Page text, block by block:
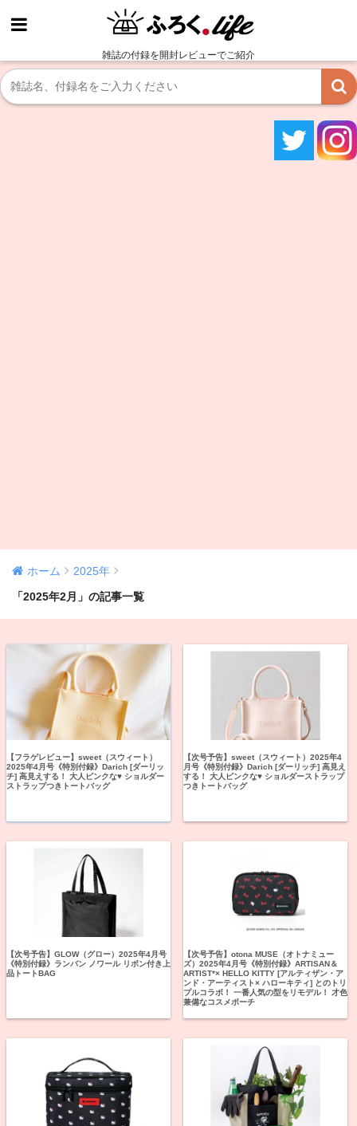
雑誌の付録を開封レビューでご紹介
ホーム
2025年
「2025年2月」の記事一覧
【フラゲレビュー】sweet（スウィート）
2025年4月号《特別付録》Darich [ダーリッ
チ] 高見えする！ 大人ピンクな♥ ショルダー
ストラップつきトートバッグ
【次号予告】sweet（スウィート）2025年4
月号《特別付録》Darich [ダーリッチ] 高見え
する！ 大人ピンクな♥ ショルダーストラップ
つきトートバッグ
【次号予告】GLOW（グロー）2025年4月号
《特別付録》ランバン ノワール リボン付き上
品トートBAG
【次号予告】otona MUSE（オトナミュー
ズ）2025年4月号《特別付録》ARTISAN＆
ARTIST*× HELLO KITTY [アルティザン・ア
ンド・アーティスト× ハローキティ] とのトリ
プルコラボ！ 一番人気の型をリモデル！ 才色
兼備なコスメポーチ